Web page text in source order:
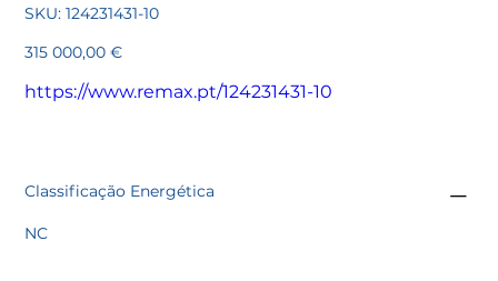
SKU: SKU
124231431-
124231431-10
Preço
315 000,00 €
https://www.remax.pt/124231431-10
Classificação Energética
NC